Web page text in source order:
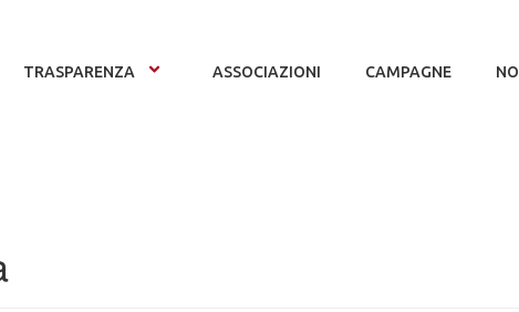
TRASPARENZA ASSOCIAZIONI CAMPAGNE